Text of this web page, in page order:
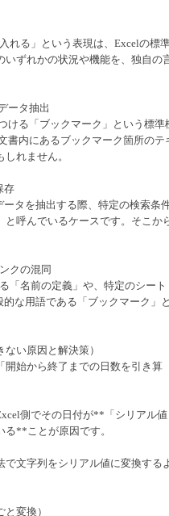
れる」という表現は、Excelの標
いずれかの状況や機能を、独自の
ータ抽出
ける「ブックマーク」という標
書内にあるブックマーク箇所の
れません。
存
タを抽出する際、特定の検索条
呼んでいるケースです。そこか
クの混同
「名前の定義」や、特定のシー
な用語である「ブックマーク」
い原因と解決策）
開始から終了までの日数を引き算
側でその日付が**「シリアル
る**ことが原因です。
文字列をシリアル値に変換する
変換）